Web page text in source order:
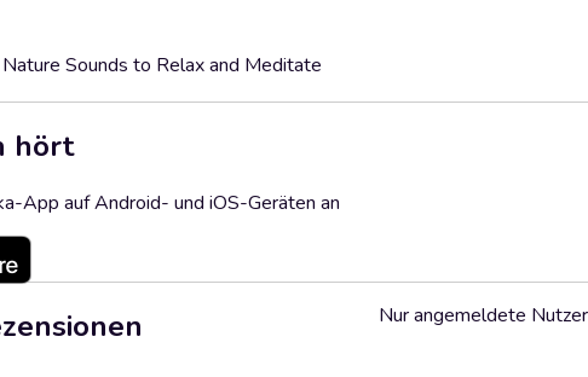
Sounds to Relax and Meditate
hört
App auf Android- und iOS-Geräten an
Nur angemeldete